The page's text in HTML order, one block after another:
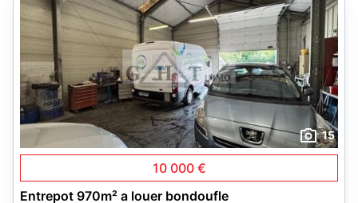
15
10 000 €
Entrepot 970m² a louer bondoufle